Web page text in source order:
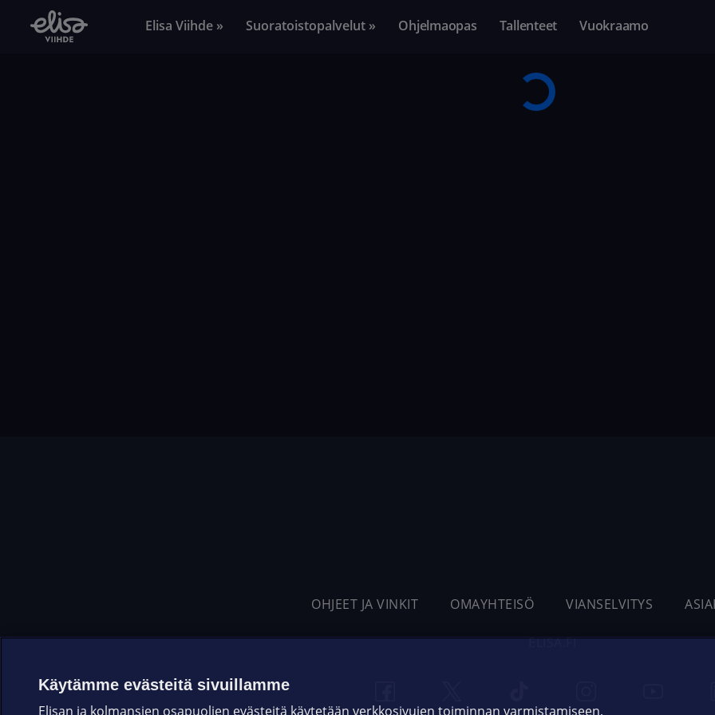
Elisa Viihde » Suoratoistopalvelut » Ohjelmaopas Tallenteet Vuokraamo
OHJEET JA VINKIT OMAYHTEISÖ VIANSELVITYS
ELISA.FI
Käytämme evästeitä sivuillamme
Elisan ja kolmansien osapuolien evästeitä käytetään verkkosivujen toiminnan varmistamiseen,